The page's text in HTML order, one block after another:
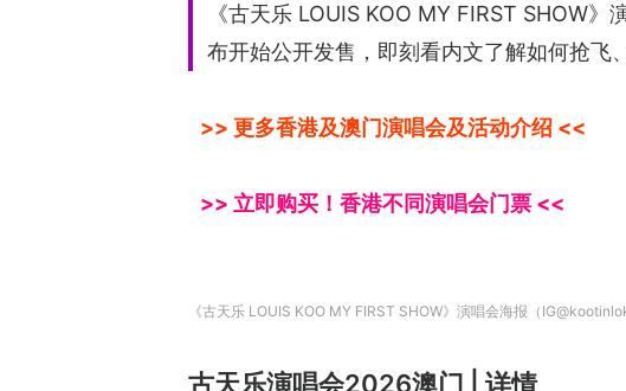
《古天乐 LOUIS KOO MY FIRST SHOW
布开始公开发售，即刻看内文了解如何抢飞
>> 更多香港及澳门演唱会及活动介绍 <<
>> 立即购买！香港不同演唱会门票 <<
《古天乐 LOUIS KOO MY FIRST SHOW》演唱会海报（
古天乐演唱会2026澳门 | 详情